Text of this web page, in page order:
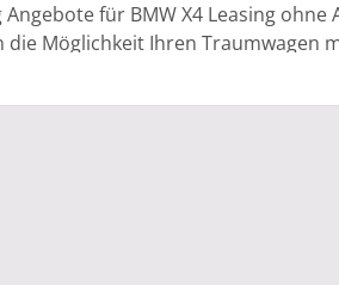
für BMW X4 Leasing ohne
Möglichkeit Ihren Traumwagen
können speziell für
werden von Vertragshändlern